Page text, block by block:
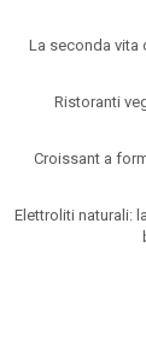
La seconda vita
Ristoranti
Croissant a
Elettroliti naturali: